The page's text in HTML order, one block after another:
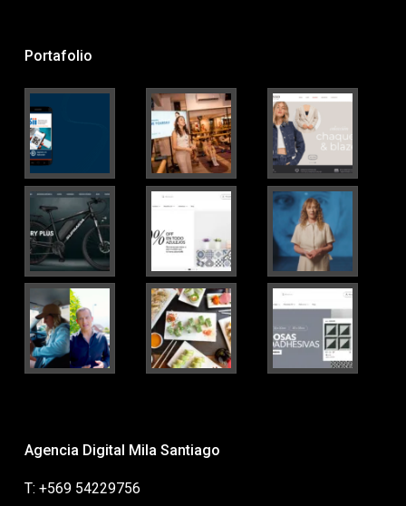
Portafolio
Agencia Digital Mila Santiago
T: +569 54229756